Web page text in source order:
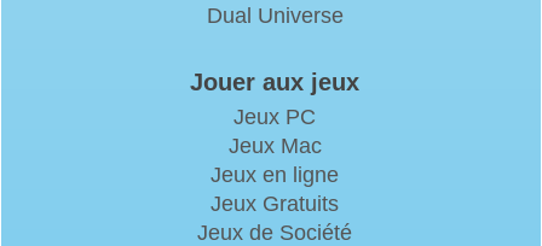
Dual Universe
Jouer aux jeux
Jeux PC
Jeux Mac
Jeux en ligne
Jeux Gratuits
Jeux de Société